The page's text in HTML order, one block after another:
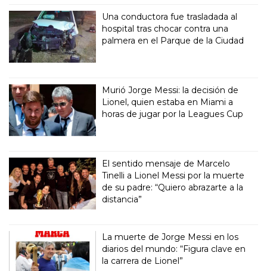
Una conductora fue trasladada al
hospital tras chocar contra una
palmera en el Parque de la Ciudad
Murió Jorge Messi: la decisión de
Lionel, quien estaba en Miami a
horas de jugar por la Leagues Cup
El sentido mensaje de Marcelo
Tinelli a Lionel Messi por la muerte
de su padre: “Quiero abrazarte a la
distancia”
La muerte de Jorge Messi en los
diarios del mundo: “Figura clave en
la carrera de Lionel”